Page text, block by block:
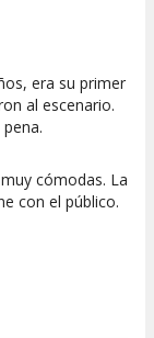
era su primer
al escenario.
cómodas. La
con el público.